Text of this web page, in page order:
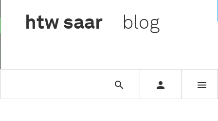
htw saar blog
  